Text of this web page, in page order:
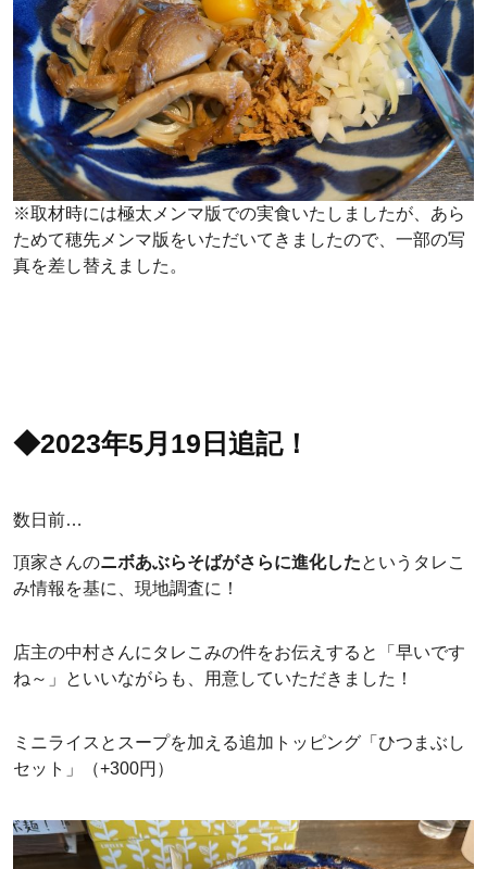
※取材時には極太メンマ版での実食いたしましたが、あら
ためて穂先メンマ版をいただいてきましたので、一部の写
真を差し替えました。
◆2023年5月19日追記！
数日前…
頂家さんのニボあぶらそばがさらに進化したというタレこ
み情報を基に、現地調査に！
店主の中村さんにタレこみの件をお伝えすると「早いです
ね～」といいながらも、用意していただきました！
ミニライスとスープを加える追加トッピング「ひつまぶし
セット」（+300円）